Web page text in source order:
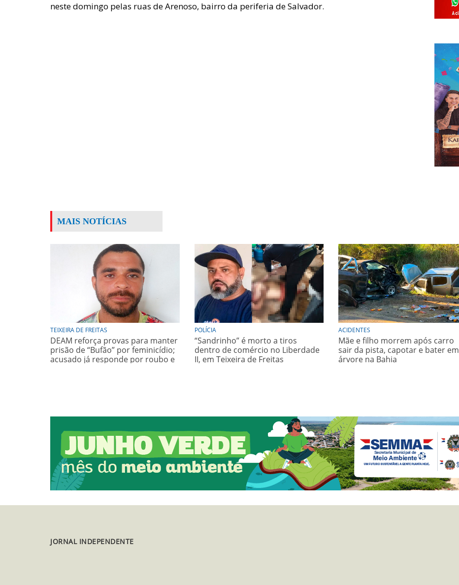
neste domingo pelas ruas de Arenoso, bairro da periferia de Salvador.
MAIS NOTÍCIAS
TEIXEIRA DE FREITAS
DEAM reforça provas para manter
prisão de “Bufão” por feminicídio;
acusado já responde por roubo e
POLÍCIA
“Sandrinho” é morto a tiros
dentro de comércio no Liberdade
II, em Teixeira de Freitas
ACIDENTES
Mãe e filho morrem após carro
sair da pista, capotar e bater em
árvore na Bahia
JORNAL INDEPENDENTE